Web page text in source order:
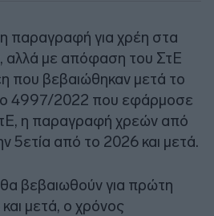
παραγραφή για χρέη στα
αλλά με απόφαση του ΣτΕ
που βεβαιώθηκαν μετά το
4997/2022 που εφάρμοσε
η παραγραφή χρεών από
5ετία από το 2026 και μετά.
θα βεβαιωθούν για πρώτη
μετά, ο χρόνος